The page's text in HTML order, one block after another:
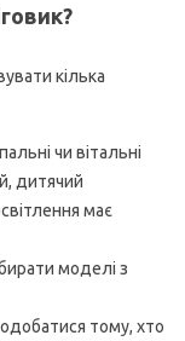
кілька
чи вітальні
дитячий
має
моделі з
тому, хто